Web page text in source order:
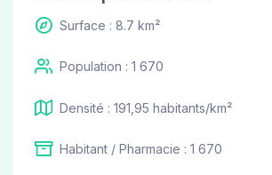
Surface : 8.7 km²
Population : 1 670
Densité : 191,95 habitants/km²
Habitant / Pharmacie : 1 670